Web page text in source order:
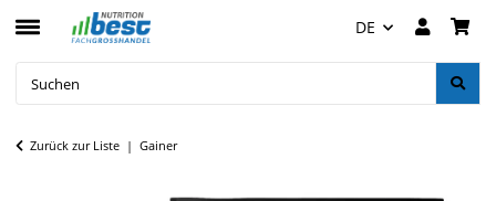
DE
Zurück zur Liste Gainer